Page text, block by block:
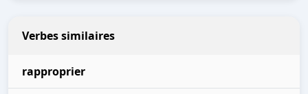
Verbes similaires
rapproprier